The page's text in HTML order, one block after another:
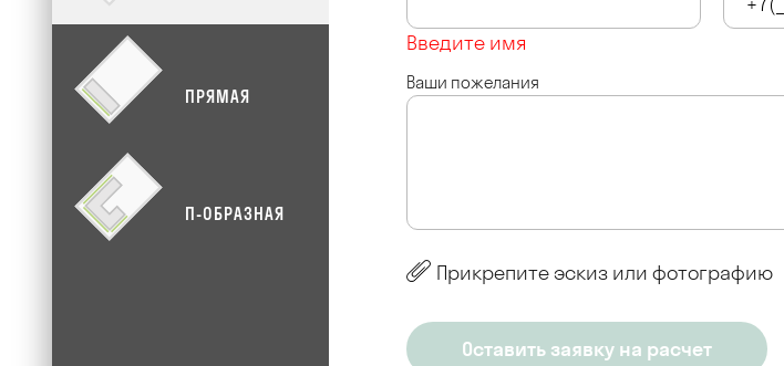
ПРЯМАЯ
П-ОБРАЗНАЯ
Введите имя
Ваши пожелания
Прикрепите эскиз или фотографию